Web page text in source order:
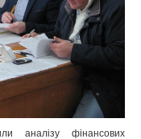
аналізу фінансових